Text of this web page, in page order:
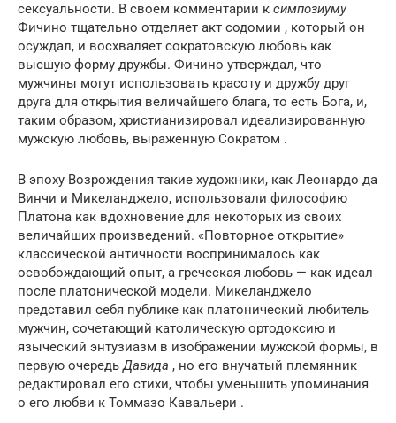
сексуальности. В своем комментарии к симпозиуму
Фичино тщательно отделяет акт содомии , который он
осуждал, и восхваляет сократовскую любовь как
высшую форму дружбы. Фичино утверждал, что
мужчины могут использовать красоту и дружбу друг
друга для открытия величайшего блага, то есть Бога, и,
таким образом, христианизировал идеализированную
мужскую любовь, выраженную Сократом .
В эпоху Возрождения такие художники, как Леонардо да
Винчи и Микеланджело, использовали философию
Платона как вдохновение для некоторых из своих
величайших произведений. «Повторное открытие»
классической античности воспринималось как
освобождающий опыт, а греческая любовь — как идеал
после платонической модели. Микеланджело
представил себя публике как платонический любитель
мужчин, сочетающий католическую ортодоксию и
языческий энтузиазм в изображении мужской формы, в
первую очередьДавида , но его внучатый племянник
редактировал его стихи, чтобы уменьшить упоминания
о его любви к Томмазо Кавальери .